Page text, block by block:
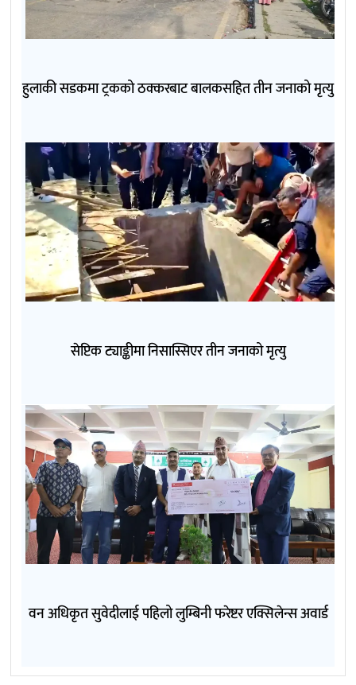
हुलाकी सडकमा ट्रकको ठक्करबाट बालकसहित तीन जनाको मृत्यु
सेप्टिक ट्याङ्कीमा निसास्सिएर तीन जनाको मृत्यु
वन अधिकृत सुवेदीलाई पहिलो लुम्बिनी फरेष्टर एक्सिलेन्स अवार्ड